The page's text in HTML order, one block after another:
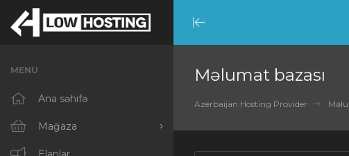
Minimize
Menu
MENU
Ana səhifə
Mağaza
Məlumat bazası
Azerbaijan Hosting Provider